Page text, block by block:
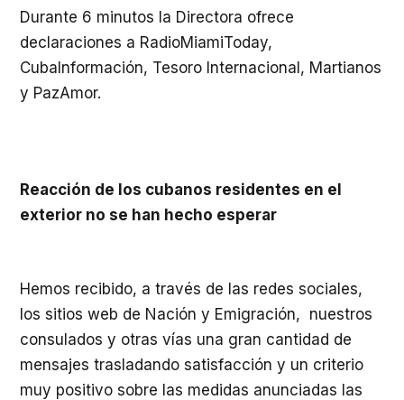
Durante 6 minutos la Directora ofrece
declaraciones a RadioMiamiToday,
CubaInformación, Tesoro Internacional, Martianos
y PazAmor.
Reacción de los cubanos residentes en el
exterior no se han hecho esperar
Hemos recibido, a través de las redes sociales,
los sitios web de Nación y Emigración, nuestros
consulados y otras vías una gran cantidad de
mensajes trasladando satisfacción y un criterio
muy positivo sobre las medidas anunciadas las